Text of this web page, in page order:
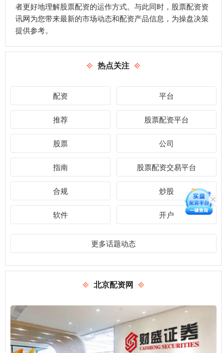
者更好地理解股票配资的运作方式。与此同时，股票配资资
讯网为您带来最新的市场动态和配资产品信息，为操盘决策
提供参考。
热点关注
配资 平台
推荐 股票配资平台
股票 公司
指南 股票配资交易平台
合规 炒股
软件 开户
更多话题动态
北京配资网